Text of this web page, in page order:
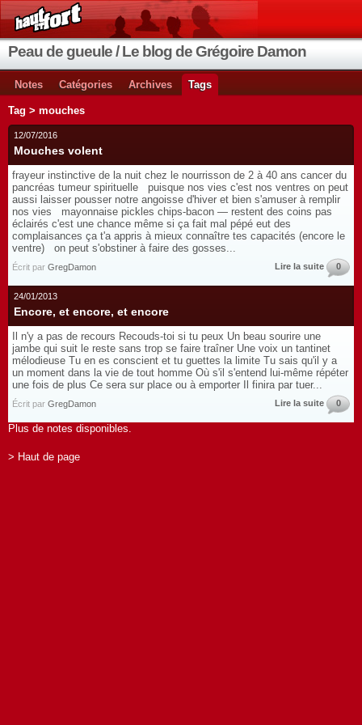
Peau de gueule / Le blog de Grégoire Damon
Notes Catégories Archives Tags
Tag > mouches
12/07/2016
Mouches volent
frayeur instinctive de la nuit chez le nourrisson de 2 à 40 ans cancer du
pancréas tumeur spirituelle puisque nos vies c'est nos ventres on peut
aussi laisser pousser notre angoisse d'hiver et bien s'amuser à remplir
nos vies mayonnaise pickles chips-bacon ― restent des coins pas
éclairés c'est une chance même si ça fait mal pépé eut des
complaisances ça t'a appris à mieux connaître tes capacités (encore le
ventre) on peut s'obstiner à faire des gosses...
Écrit par GregDamon Lire la suite 0
24/01/2013
Encore, et encore, et encore
Il n'y a pas de recours Recouds-toi si tu peux Un beau sourire une
jambe qui suit le reste sans trop se faire traîner Une voix un tantinet
mélodieuse Tu en es conscient et tu guettes la limite Tu sais qu'il y a
un moment dans la vie de tout homme Où s'il s'entend lui-même répéter
une fois de plus Ce sera sur place ou à emporter Il finira par tuer...
Écrit par GregDamon Lire la suite 0
Plus de notes disponibles.
> Haut de page